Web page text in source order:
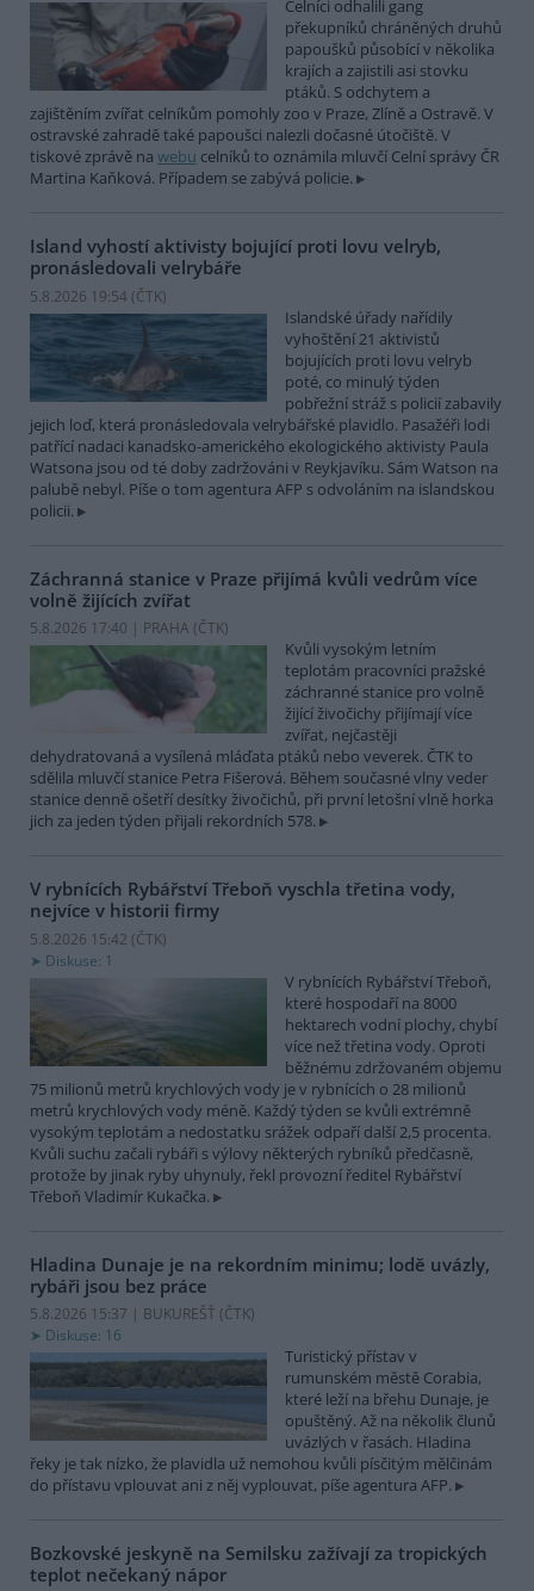
Celníci odhalili gang
překupníků chráněných druhů
papoušků působící v několika
krajích a zajistili asi stovku
ptáků. S odchytem a
zajištěním zvířat celníkům pomohly zoo v Praze, Zlíně a Ostravě. V
ostravské zahradě také papoušci nalezli dočasné útočiště. V
tiskové zprávě na webu celníků to oznámila mluvčí Celní správy ČR
Martina Kaňková. Případem se zabývá policie.
Island vyhostí aktivisty bojující proti lovu velryb,
pronásledovali velrybáře
5.8.2026 19:54 (ČTK)
Islandské úřady nařídily
vyhoštění 21 aktivistů
bojujících proti lovu velryb
poté, co minulý týden
pobřežní stráž s policií zabavily
jejich loď, která pronásledovala velrybářské plavidlo. Pasažéři lodi
patřící nadaci kanadsko-amerického ekologického aktivisty Paula
Watsona jsou od té doby zadržováni v Reykjavíku. Sám Watson na
palubě nebyl. Píše o tom agentura AFP s odvoláním na islandskou
policii.
Záchranná stanice v Praze přijímá kvůli vedrům více
volně žijících zvířat
5.8.2026 17:40 | PRAHA (ČTK)
Kvůli vysokým letním
teplotám pracovníci pražské
záchranné stanice pro volně
žijící živočichy přijímají více
zvířat, nejčastěji
dehydratovaná a vysílená mláďata ptáků nebo veverek. ČTK to
sdělila mluvčí stanice Petra Fišerová. Během současné vlny veder
stanice denně ošetří desítky živočichů, při první letošní vlně horka
jich za jeden týden přijali rekordních 578.
V rybnících Rybářství Třeboň vyschla třetina vody,
nejvíce v historii firmy
5.8.2026 15:42 (ČTK)
Diskuse: 1
V rybnících Rybářství Třeboň,
které hospodaří na 8000
hektarech vodní plochy, chybí
více než třetina vody. Oproti
běžnému zdržovaném objemu
75 milionů metrů krychlových vody je v rybnících o 28 milionů
metrů krychlových vody méně. Každý týden se kvůli extrémně
vysokým teplotám a nedostatku srážek odpaří další 2,5 procenta.
Kvůli suchu začali rybáři s výlovy některých rybníků předčasně,
protože by jinak ryby uhynuly, řekl provozní ředitel Rybářství
Třeboň Vladimír Kukačka.
Hladina Dunaje je na rekordním minimu; lodě uvázly,
rybáři jsou bez práce
5.8.2026 15:37 | BUKUREŠŤ (ČTK)
Diskuse: 16
Turistický přístav v
rumunském městě Corabia,
které leží na břehu Dunaje, je
opuštěný. Až na několik člunů
uvázlých v řasách. Hladina
řeky je tak nízko, že plavidla už nemohou kvůli písčitým mělčinám
do přístavu vplouvat ani z něj vyplouvat, píše agentura AFP.
Bozkovské jeskyně na Semilsku zažívají za tropických
teplot nečekaný nápor